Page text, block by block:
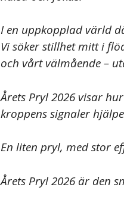
I en uppkopplad värld
Vi söker stillhet mitt i
och vårt välmående –
Årets Pryl 2026 visar
kroppens signaler
En liten pryl, med stor
Årets Pryl 2026 är den